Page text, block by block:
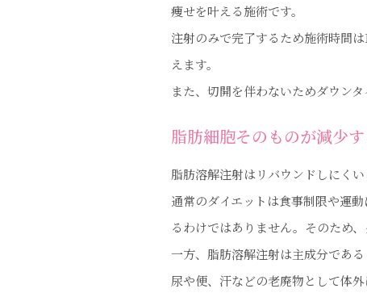
痩せを叶える施術です。
注射のみで完了するため施術時間
えます。
また、切開を伴わないためダウン
脂肪細胞そのものが減少
脂肪溶解注射はリバウンドしにくい
通常のダイエットは食事制限や運
るわけではありません。そのため
一方、脂肪溶解注射は主成分であ
尿や便、汗などの老廃物として体